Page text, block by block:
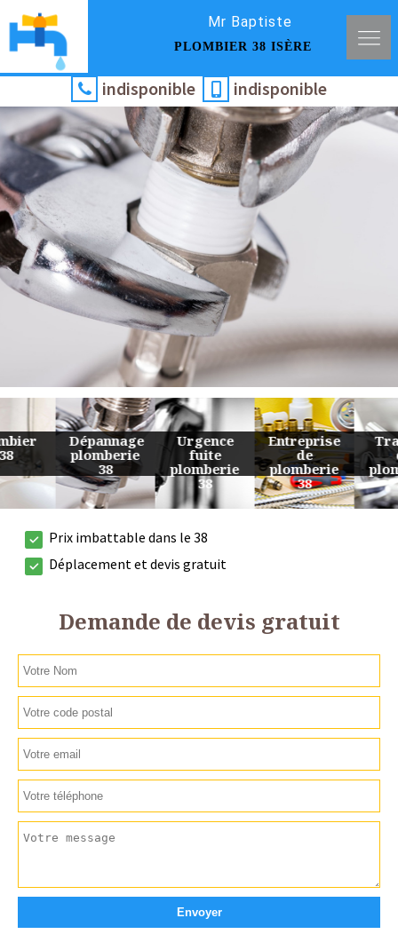
Mr Baptiste
PLOMBIER 38 ISÈRE
indisponible indisponible
Urgence
plomberie
38
Entreprise
plomberie
38
Travaux
de
plomberie
38
Devis
plomberie
38
Prix imbattable dans le 38
Déplacement et devis gratuit
Demande de devis gratuit